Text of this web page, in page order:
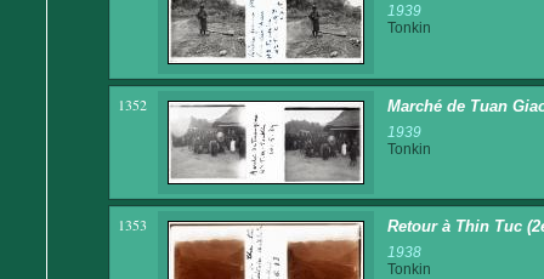
1939
Tonkin
1352 Marché de Tuan
1939
Tonkin
1353 Retour à Thin Tuc
1938
Tonkin